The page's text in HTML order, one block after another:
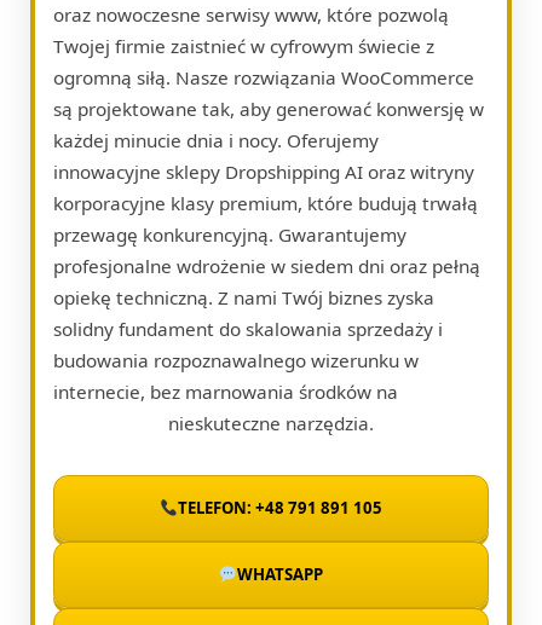
oraz nowoczesne serwisy www, które pozwolą
Twojej firmie zaistnieć w cyfrowym świecie z
ogromną siłą. Nasze rozwiązania WooCommerce
są projektowane tak, aby generować konwersję w
każdej minucie dnia i nocy. Oferujemy
innowacyjne sklepy Dropshipping AI oraz witryny
korporacyjne klasy premium, które budują trwałą
przewagę konkurencyjną. Gwarantujemy
profesjonalne wdrożenie w siedem dni oraz pełną
opiekę techniczną. Z nami Twój biznes zyska
solidny fundament do skalowania sprzedaży i
budowania rozpoznawalnego wizerunku w
internecie, bez marnowania środków na
nieskuteczne narzędzia.
TELEFON: +48 791 891 105
WHATSAPP